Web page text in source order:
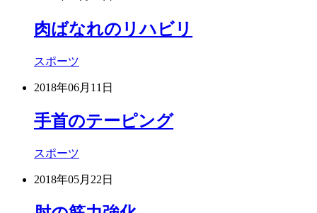
肉ばなれのリハビリ
スポーツ
2018年06月11日
手首のテーピング
スポーツ
2018年05月22日